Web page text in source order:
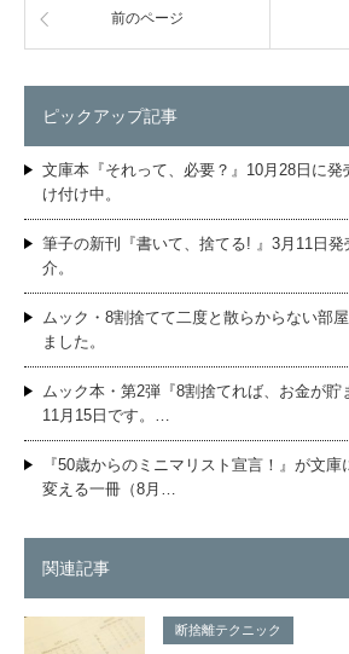
前のページ
ピックアップ記事
文庫本『それって、必要？』10月28日に
け付け中。
筆子の新刊『書いて、捨てる! 』3月11日
介。
ムック・8割捨てて二度と散らからない部
ました。
ムック本・第2弾『8割捨てれば、お金が貯
11月15日です。…
『50歳からのミニマリスト宣言！』が文
変える一冊（8月…
関連記事
断捨離テクニック